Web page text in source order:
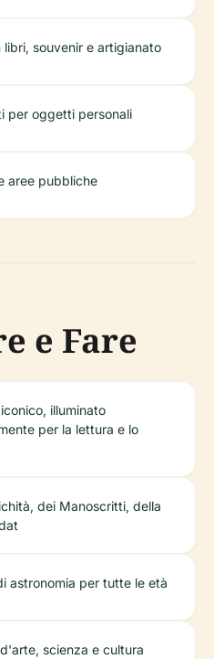
souvenir e artigianato
per oggetti personali
aree pubbliche
e Fare
illuminato
per la lettura e lo
dei Manoscritti, della
astronomia per tutte le età
scienza e cultura